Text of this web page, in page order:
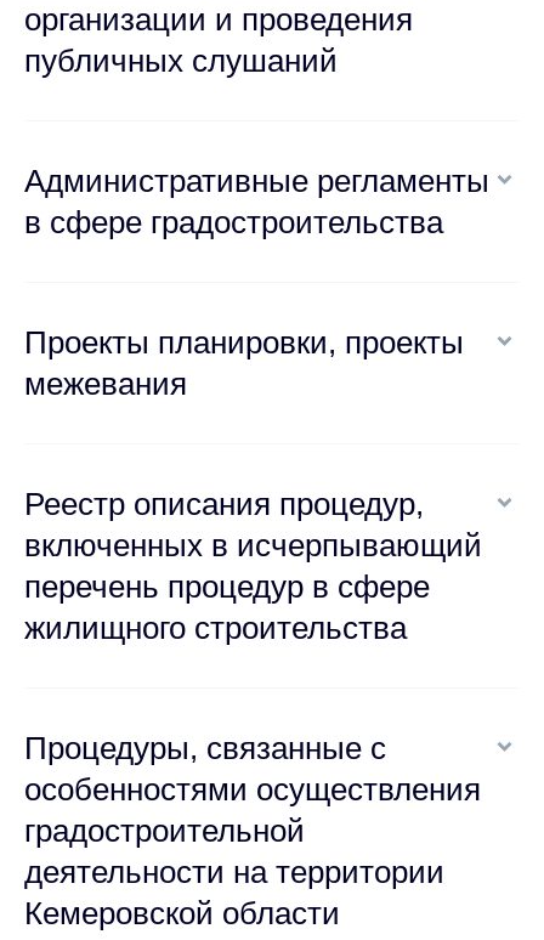
организации и проведения
публичных слушаний
Административные регламенты
в сфере градостроительства
Проекты планировки, проекты
межевания
Реестр описания процедур,
включенных в исчерпывающий
перечень процедур в сфере
жилищного строительства
Процедуры, связанные с
особенностями осуществления
градостроительной
деятельности на территории
Кемеровской области